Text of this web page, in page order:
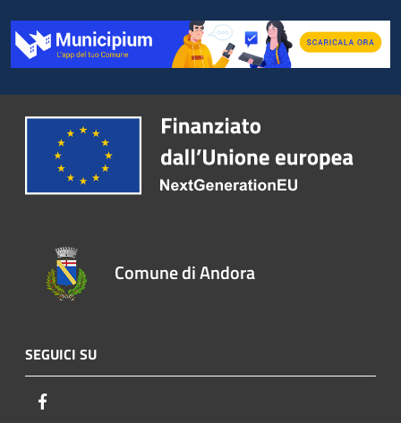
Comune di Andora
SEGUICI SU